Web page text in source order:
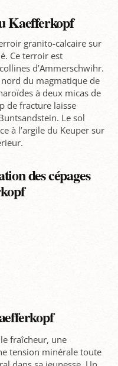
Kaefferkopf
granito-calcaire sur
Ce terroir est
d’Ammerschwihr.
du magmatique de
à deux micas de
de fracture laisse
Le sol
à l’argile du Keuper sur
des cépages
fraîcheur, une
tension minérale toute